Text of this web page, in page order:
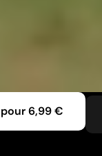
6,99 €